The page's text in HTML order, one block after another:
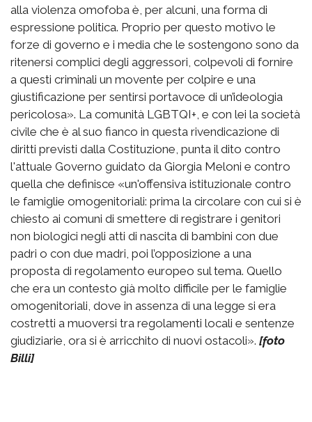
alla violenza omofoba è, per alcuni, una forma di
espressione politica. Proprio per questo motivo le
forze di governo e i media che le sostengono sono da
ritenersi complici degli aggressori, colpevoli di fornire
a questi criminali un movente per colpire e una
giustificazione per sentirsi portavoce di un’ideologia
pericolosa». La comunità LGBTQI+, e con lei la società
civile che è al suo fianco in questa rivendicazione di
diritti previsti dalla Costituzione, punta il dito contro
l'attuale Governo guidato da Giorgia Meloni e contro
quella che definisce «un'offensiva istituzionale contro
le famiglie omogenitoriali: prima la circolare con cui si è
chiesto ai comuni di smettere di registrare i genitori
non biologici negli atti di nascita di bambini con due
padri o con due madri, poi l’opposizione a una
proposta di regolamento europeo sul tema. Quello
che era un contesto già molto difficile per le famiglie
omogenitoriali, dove in assenza di una legge si era
costretti a muoversi tra regolamenti locali e sentenze
giudiziarie, ora si è arricchito di nuovi ostacoli». [foto
Billi]